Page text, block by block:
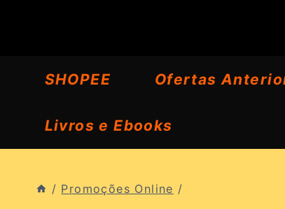
ConteúdoSHOPEE Ofertas
Livros e Ebooks
/ Promoções Online /